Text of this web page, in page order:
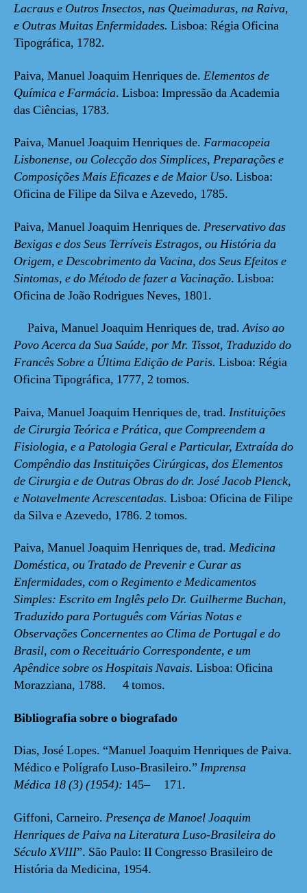
Lacraus e Outros Insectos, nas Queimaduras, na Raiva,
e Outras Muitas Enfermidades. Lisboa: Régia Oficina
Tipográfica, 1782.
Paiva, Manuel Joaquim Henriques de. Elementos de
Química e Farmácia. Lisboa: Impressão da Academia
das Ciências, 1783.
Paiva, Manuel Joaquim Henriques de. Farmacopeia
Lisbonense, ou Colecção dos Simplices, Preparações e
Composições Mais Eficazes e de Maior Uso. Lisboa:
Oficina de Filipe da Silva e Azevedo, 1785.
Paiva, Manuel Joaquim Henriques de. Preservativo das
Bexigas e dos Seus Terríveis Estragos, ou História da
Origem, e Descobrimento da Vacina, dos Seus Efeitos e
Sintomas, e do Método de fazer a Vacinação. Lisboa:
Oficina de João Rodrigues Neves, 1801.
Paiva, Manuel Joaquim Henriques de, trad.Aviso ao
Povo Acerca da Sua Saúde, por Mr. Tissot, Traduzido do
Francês Sobre a Última Edição de Paris. Lisboa: Régia
Oficina Tipográfica, 1777, 2 tomos.
Paiva, Manuel Joaquim Henriques de, trad. Instituições
de Cirurgia Teórica e Prática, que Compreendem a
Fisiologia, e a Patologia Geral e Particular, Extraída do
Compêndio das Instituições Cirúrgicas, dos Elementos
de Cirurgia e de Outras Obras do dr. José Jacob Plenck,
e Notavelmente Acrescentadas. Lisboa: Oficina de Filipe
da Silva e Azevedo, 1786. 2 tomos.
Paiva, Manuel Joaquim Henriques de, trad. Medicina
Doméstica, ou Tratado de Prevenir e Curar as
Enfermidades, com o Regimento e Medicamentos
Simples: Escrito em Inglês pelo Dr. Guilherme Buchan,
Traduzido para Português com Várias Notas e
Observações Concernentes ao Clima de Portugal e do
Brasil, com o Receituário Correspondente, e um
Apêndice sobre os Hospitais Navais. Lisboa: Oficina
Morazziana, 1788. 4 tomos.
Bibliografia sobre o biografado
Dias, José Lopes. “Manuel Joaquim Henriques de Paiva.
Médico e Polígrafo Luso-Brasileiro.” Imprensa
Médica18(3)(1954): 145– 171.
Giffoni, Carneiro. Presença de Manoel Joaquim
Henriques de Paiva na Literatura Luso-Brasileira do
Século XVIII”. São Paulo: II Congresso Brasileiro de
História da Medicina, 1954.